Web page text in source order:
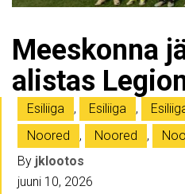
Meeskonna
alistas
Esiliiga , Esiliiga ,
Noored
, Noored ,
By jklootos
juuni 10, 2026